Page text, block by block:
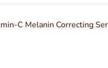
C Melanin Correcting